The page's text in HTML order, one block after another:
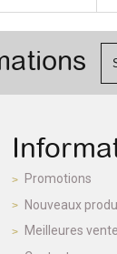
Promotions
Nouveaux
Meilleures